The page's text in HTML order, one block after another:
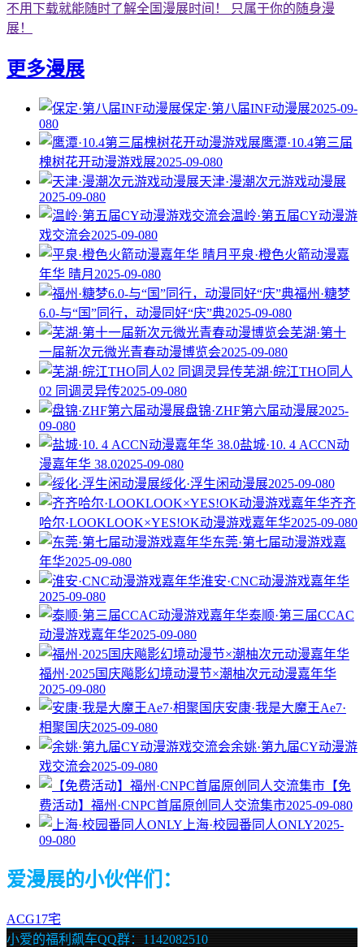
不用下载就能随时了解全国漫展时间！ 只属于你的随身漫
展！
更多漫展
保定·第八届INF动漫展2025-09-
080
鹰潭·10.4第三届
槐树花开动漫游戏展2025-09-080
天津·漫潮次元游戏动漫展
2025-09-080
温岭·第五届CY动漫游
戏交流会2025-09-080
平泉·橙色火箭动漫嘉
年华 晴月 2025-09-080
福州·糖梦
6.0-与“国”同行，动漫同好“庆”典2025-09-080
芜湖·第十
一届新次元微光青春动漫博览会2025-09-080
芜湖·皖江THO同人
02 同调灵异传2025-09-080
盘锦·ZHF第六届动漫展2025-
09-080
盐城·10. 4 ACCN动
漫嘉年华 38.02025-09-080
绥化·浮生闲动漫展2025-09-080
齐齐
哈尔·LOOKLOOK×YES!OK动漫游戏嘉年华2025-09-080
东莞·第七届动漫游戏嘉
年华2025-09-080
淮安·CNC动漫游戏嘉年华
2025-09-080
泰顺·第三届CCAC
动漫游戏嘉年华2025-09-080
福州·2025国庆飚影幻境动漫节×潮柚次元动漫嘉年华
2025-09-080
安康·我是大魔王Ae7·
相聚国庆2025-09-080
余姚·第九届CY动漫游
戏交流会2025-09-080
【免
费活动】福州·CNPC首届原创同人交流集市2025-09-080
上海·校园番同人ONLY2025-
09-080
爱漫展的小伙伴们：
ACG17宅
小爱的福利飙车QQ群：1142082510